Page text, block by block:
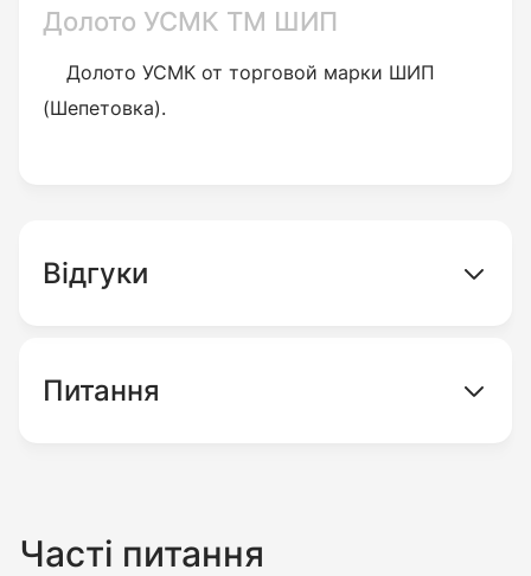
Долото УСМК ТМ ШИП
Долото УСМК от торговой марки ШИП
(Шепетовка).
Відгуки
Питання
Часті питання